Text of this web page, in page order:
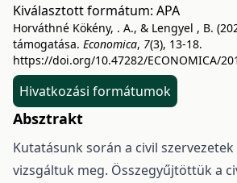
Kiválasztott formátum: APA
Horváthné Kökény, . A., & Lengyel , B.
támogatása. Economica, 7(3), 13-18.
https://doi.org/10.47282/ECONOMICA/
Hivatkozási formátumok
Absztrakt
Kutatásunk során a civil
vizsgáltuk meg. Összegyűjtöttük a